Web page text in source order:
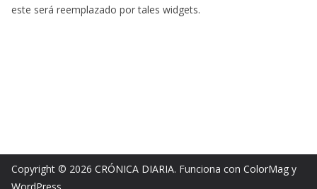
este será reemplazado por tales widgets.
Copyright © 2026 CRÓNICA DIARIA. Funciona con ColorMag y